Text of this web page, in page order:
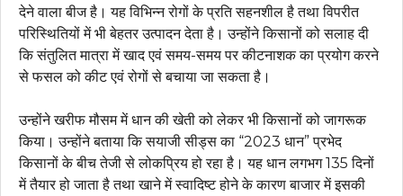
देने वाला बीज है। यह विभिन्न रोगों के प्रति सहनशील है तथा विपरीत
परिस्थितियों में भी बेहतर उत्पादन देता है। उन्होंने किसानों को सलाह दी
कि संतुलित मात्रा में खाद एवं समय-समय पर कीटनाशक का प्रयोग करने
से फसल को कीट एवं रोगों से बचाया जा सकता है।
उन्होंने खरीफ मौसम में धान की खेती को लेकर भी किसानों को जागरूक
किया। उन्होंने बताया कि सयाजी सीड्स का “2023 धान” प्रभेद
किसानों के बीच तेजी से लोकप्रिय हो रहा है। यह धान लगभग 135 दिनों
में तैयार हो जाता है तथा खाने में स्वादिष्ट होने के कारण बाजार में इसकी